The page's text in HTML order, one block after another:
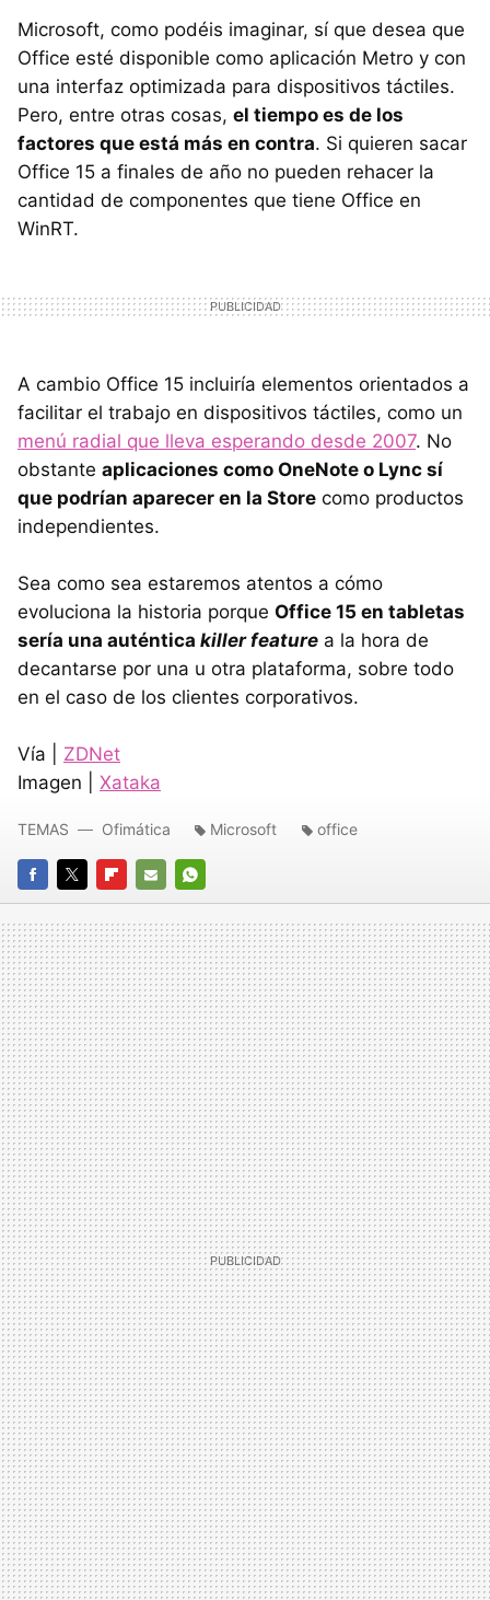
Microsoft, como podéis imaginar, sí que desea que
Office esté disponible como aplicación Metro y con
una interfaz optimizada para dispositivos táctiles.
Pero, entre otras cosas, el tiempo es de los
factores que está más en contra. Si quieren sacar
Office 15 a finales de año no pueden rehacer la
cantidad de componentes que tiene Office en
WinRT.
A cambio Office 15 incluiría elementos orientados a
facilitar el trabajo en dispositivos táctiles, como un
menú radial que lleva esperando desde 2007. No
obstante aplicaciones como OneNote o Lync sí
que podrían aparecer en la Store como productos
independientes.
Sea como sea estaremos atentos a cómo
evoluciona la historia porque Office 15 en tabletas
sería una auténtica killer feature a la hora de
decantarse por una u otra plataforma, sobre todo
en el caso de los clientes corporativos.
Vía | ZDNet
Imagen | Xataka
FACEBOOK
TWITTERFLIPBOARD
E-
MAIL
WHATSAPP
TEMAS Ofimática Microsoft office